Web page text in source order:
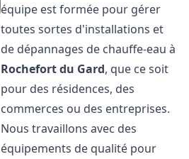
équipe est formée pour gérer
toutes sortes d'installations et
de dépannages de chauffe-eau à
Rochefort du Gard, que ce soit
pour des résidences, des
commerces ou des entreprises.
Nous travaillons avec des
équipements de qualité pour